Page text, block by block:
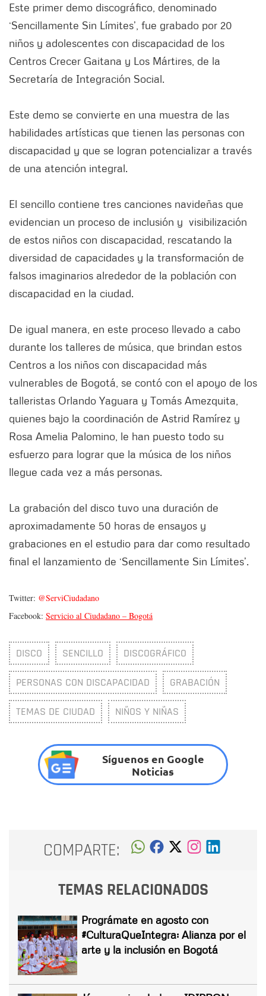
Este primer demo discográfico, denominado
‘Sencillamente Sin Límites’, fue grabado por 20
niños y adolescentes con discapacidad de los
Centros Crecer Gaitana y Los Mártires, de la
Secretaría de Integración Social.
Este demo se convierte en una muestra de las
habilidades artísticas que tienen las personas con
discapacidad y que se logran potencializar a través
de una atención integral.
El sencillo contiene tres canciones navideñas que
evidencian un proceso de inclusión y visibilización
de estos niños con discapacidad, rescatando la
diversidad de capacidades y la transformación de
falsos imaginarios alrededor de la población con
discapacidad en la ciudad.
De igual manera, en este proceso llevado a cabo
durante los talleres de música, que brindan estos
Centros a los niños con discapacidad más
vulnerables de Bogotá, se contó con el apoyo de los
talleristas Orlando Yaguara y Tomás Amezquita,
quienes bajo la coordinación de Astrid Ramírez y
Rosa Amelia Palomino, le han puesto todo su
esfuerzo para lograr que la música de los niños
llegue cada vez a más personas.
La grabación del disco tuvo una duración de
aproximadamente 50 horas de ensayos y
grabaciones en el estudio para dar como resultado
final el lanzamiento de ‘Sencillamente Sin Límites’.
Twitter: @ServiCiudadano
Facebook: Servicio al Ciudadano – Bogotá
DISCO SENCILLO DISCOGRÁFICO
PERSONAS CON DISCAPACIDAD GRABACIÓN
TEMAS DE CIUDAD NIÑOS Y NIÑAS
Síguenos en Google
Noticias
COMPARTE:
TEMAS RELACIONADOS
Prográmate en agosto con
#CulturaQueIntegra: Alianza por el
arte y la inclusión en Bogotá